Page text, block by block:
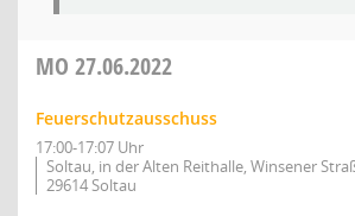
MO 27.06.2022
Feuerschutzausschuss
17:00-17:07 Uhr
Soltau, in der Alten Reithalle, Winsener
29614 Soltau